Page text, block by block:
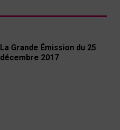
La Grande Émission du 25
décembre 2017